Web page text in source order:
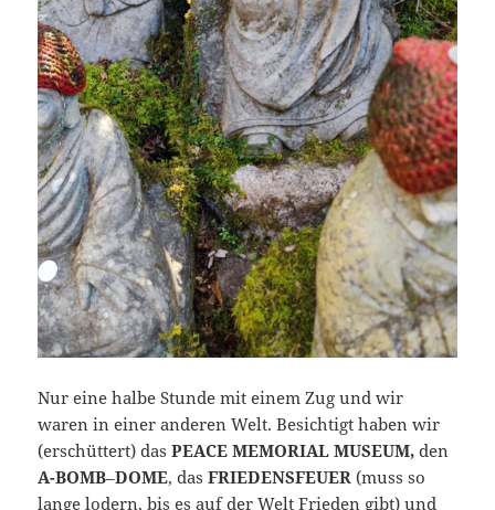
Nur eine halbe Stunde mit einem Zug und wir
waren in einer anderen Welt. Besichtigt haben wir
(erschüttert) dasPEACE MEMORIAL MUSEUM, den
A-BOMB–DOME, dasFRIEDENSFEUER(muss so
lange lodern, bis es auf der Welt Frieden gibt) und